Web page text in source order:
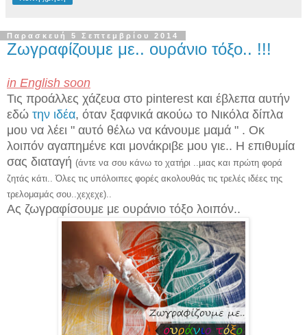
Παρασκευή 5 Σεπτεμβρίου 2014
Ζωγραφίζουμε με.. ουράνιο τόξο.. !!!
in English soon
Τις προάλλες χάζευα στο pinterest και έβλεπα αυτήν
εδώ την ιδέα, όταν ξαφνικά ακούω το Νικόλα δίπλα
μου να λέει " αυτό θέλω να κάνουμε μαμά " . Οκ
λοιπόν αγαπημένε και μονάκριβε μου γιε.. Η επιθυμία
σας διαταγή (άντε να σου κάνω το χατήρι ..μιας και πρώτη φορά
ζητάς κάτι.. Όλες τις υπόλοιπες φορές ακολουθάς τις τρελές ιδέες της
τρελομαμάς σου..χεχεχε)..
Ας ζωγραφίσουμε με ουράνιο τόξο λοιπόν..